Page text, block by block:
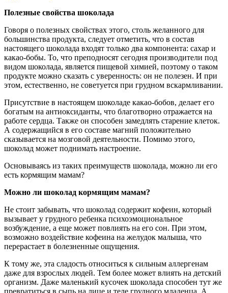
Полезные свойства шоколада
Говоря о полезных свойствах этого, столь желанного для
большинства продукта, следует отметить, что в состав
настоящего шоколада входят только два компонента: сахар и
какао-бобы. То, что преподносят сегодня производители под
видом шоколада, является пищевой химией, поэтому о таком
продукте можно сказать с уверенность: он не полезен. И при
этом, естественно, не советуется при грудном вскармливании.
Присутствие в настоящем шоколаде какао-бобов, делает его
богатым на антиоксиданты, что благотворно отражается на
работе сердца. Также он способен замедлять старение клеток.
А содержащийся в его составе магний положительно
сказывается на мозговой деятельности. Помимо этого,
шоколад может поднимать настроение.
Основываясь из таких преимуществ шоколада, можно ли его
есть кормящим мамам?
Можно ли шоколад кормящим мамам?
Не стоит забывать, что шоколад содержит кофеин, который
вызывает у грудного ребенка психоэмоциональное
возбуждение, а еще может повлиять на его сон. При этом,
возможно воздействие кофеина на желудок малыша, что
перерастает в болезненные ощущения.
К тому же, эта сладость относиться к сильным аллергенам
даже для взрослых людей. Тем более может влиять на детский
организм. Даже маленький кусочек шоколада способен тут же
превратиться в сыпь на лице и теле грудного младенца. А